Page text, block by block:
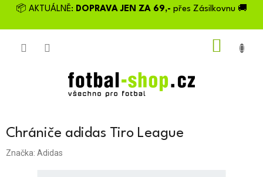
Přejít📦 AKTUÁLNĚ: DOPRAVA JEN ZA 69,- přes Zásilkovnu 🚚
Chrániče adidas Tiro League
Značka: Adidas